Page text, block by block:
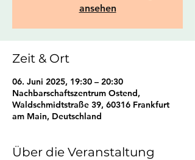
ansehen
Zeit & Ort
06. Juni 2025, 19:30 – 20:30
Nachbarschaftszentrum Ostend,
Waldschmidtstraße 39, 60316 Frankfurt
am Main, Deutschland
Über die Veranstaltung